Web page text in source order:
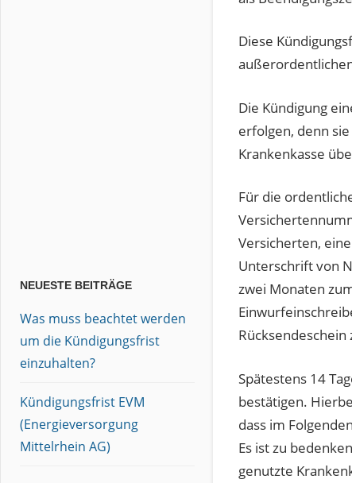
Diese
Die Kündigung
erfolgen, denn
Krankenkasse
Für die
Versicherten,
Unterschrift von
zwei Monaten
Spätestens 14
bestätigen.
dass im
Es ist zu
genutzte
NEUESTE BEITRÄGE
Was muss beachtet werden
um die Kündigungsfrist
einzuhalten?
Kündigungsfrist EVM
(Energieversorgung
Mittelrhein AG)